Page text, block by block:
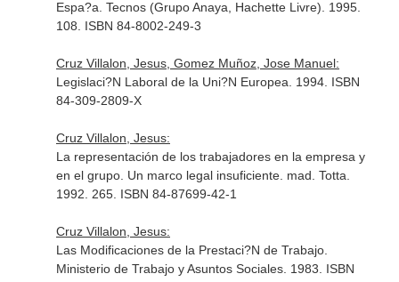
Espa?a. Tecnos (Grupo Anaya, Hachette Livre). 1995.
108. ISBN 84-8002-249-3
Cruz Villalon, Jesus, Gomez Muñoz, Jose Manuel:
Legislaci?N Laboral de la Uni?N Europea. 1994. ISBN
84-309-2809-X
Cruz Villalon, Jesus:
La representación de los trabajadores en la empresa y
en el grupo. Un marco legal insuficiente. mad. Totta.
1992. 265. ISBN 84-87699-42-1
Cruz Villalon, Jesus:
Las Modificaciones de la Prestaci?N de Trabajo.
Ministerio de Trabajo y Asuntos Sociales. 1983. ISBN